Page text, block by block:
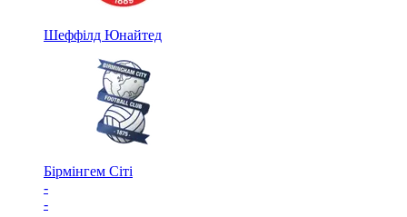
Шеффілд Юнайтед
Бірмінгем Сіті
-
-